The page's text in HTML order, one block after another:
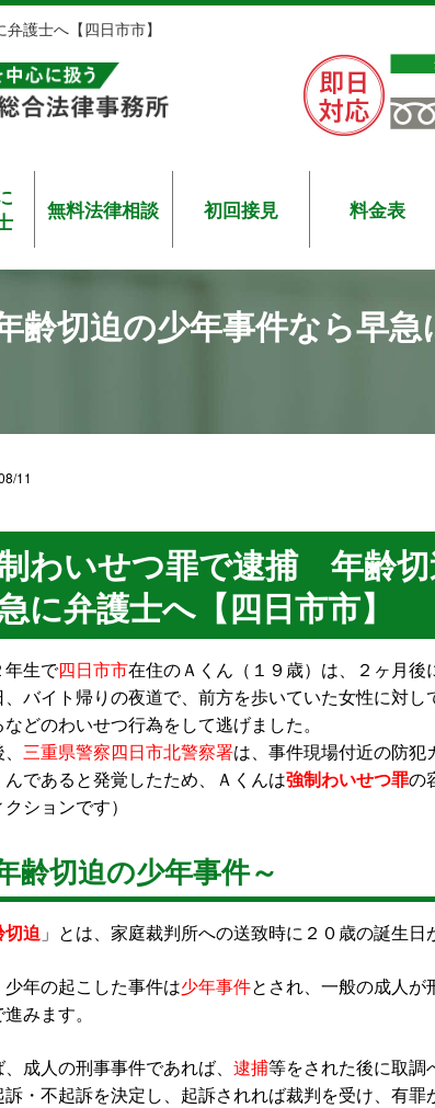
護士へ【四日市市】
無料法律相談 初回接見 料金表
切迫の少年事件なら早急
11
わいせつ罪で逮捕 年齢切
に弁護士へ【四日市市】
年生で四日市市在住のＡくん（１９歳）は、２ヶ月後
、バイト帰りの夜道で、前方を歩いていた女性に対
などのわいせつ行為をして逃げました。
三重県警察四日市北警察署は、事件現場付近の防犯
んであると発覚したため、Ａくんは強制わいせつ罪の
クションです）
齢切迫の少年事件～
切迫 」とは、家庭裁判所への送致時に２０歳の誕生日
年の起こした事件は少年事件とされ、一般の成人
みます。
成人の刑事事件であれば、 逮捕等をされた後に取調
訴・不起訴を決定し、起訴されれば裁判を受け、有